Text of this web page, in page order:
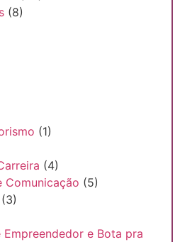
(8)
(1)
(4)
Comunicação (5)
(3)
e Bota pra